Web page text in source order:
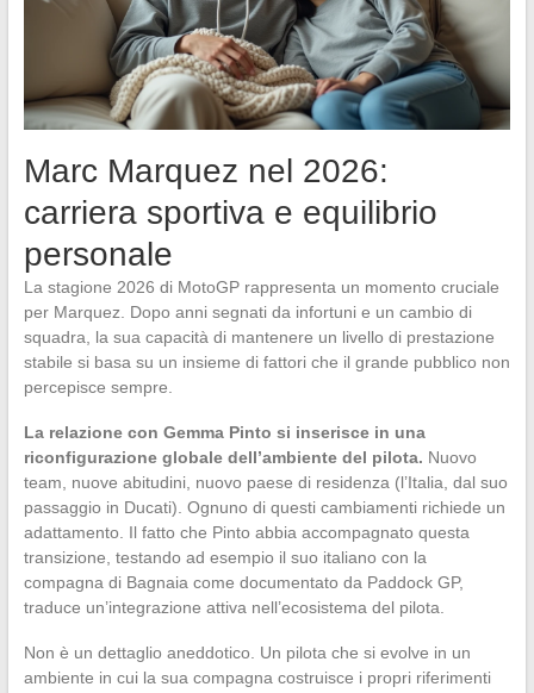
Marc Marquez nel 2026:
carriera sportiva e equilibrio
personale
La stagione 2026 di MotoGP rappresenta un momento cruciale
per Marquez. Dopo anni segnati da infortuni e un cambio di
squadra, la sua capacità di mantenere un livello di prestazione
stabile si basa su un insieme di fattori che il grande pubblico non
percepisce sempre.
La relazione con Gemma Pinto si inserisce in una
riconfigurazione globale dell’ambiente del pilota. Nuovo
team, nuove abitudini, nuovo paese di residenza (l’Italia, dal suo
passaggio in Ducati). Ognuno di questi cambiamenti richiede un
adattamento. Il fatto che Pinto abbia accompagnato questa
transizione, testando ad esempio il suo italiano con la
compagna di Bagnaia come documentato da Paddock GP,
traduce un’integrazione attiva nell’ecosistema del pilota.
Non è un dettaglio aneddotico. Un pilota che si evolve in un
ambiente in cui la sua compagna costruisce i propri riferimenti